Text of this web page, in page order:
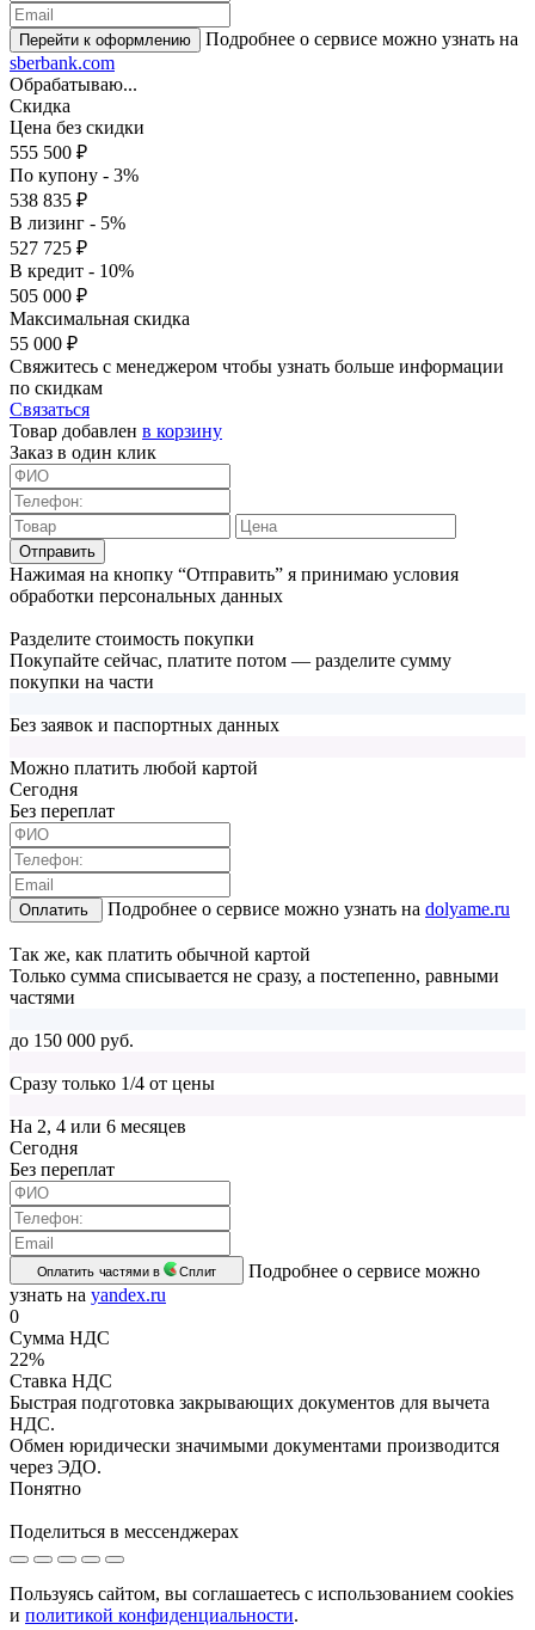
Подробнее о сервисе можно узнать на
sberbank.com
Обрабатываю...
Скидка
Цена без скидки
555 500 ₽
По купону - 3%
538 835 ₽
В лизинг - 5%
527 725 ₽
В кредит - 10%
505 000 ₽
Максимальная скидка
55 000 ₽
Свяжитесь с менеджером чтобы узнать больше информации
по скидкам
Связаться
Товар добавлен в корзину
Заказ в один клик
Отправить
Нажимая на кнопку “Отправить” я принимаю условия
обработки персональных данных
Разделите стоимость покупки
Покупайте сейчас, платите потом — разделите сумму
покупки на части
Без заявок и паспортных данных
Можно платить любой картой
Cегодня
Без переплат
Оплатить Подробнее о сервисе можно узнать на dolyame.ru
Так же, как платить обычной картой
Только сумма списывается не сразу, а постепенно, равными
частями
до 150 000 руб.
Сразу только 1/4 от цены
На 2, 4 или 6 месяцев
Cегодня
Без переплат
Оплатить частями в Сплит
Подробнее о сервисе можно
узнать на yandex.ru
0
Сумма НДС
22%
Ставка НДС
Быстрая подготовка закрывающих документов для вычета
НДС.
Обмен юридически значимыми документами производится
через ЭДО.
Понятно
Поделиться в мессенджерах
Пользуясь сайтом, вы соглашаетесь с использованием cookies
и политикой конфиденциальности.